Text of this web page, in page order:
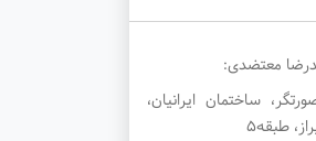
معتضدی:
ساختمان ایرانیان،
طبقه5